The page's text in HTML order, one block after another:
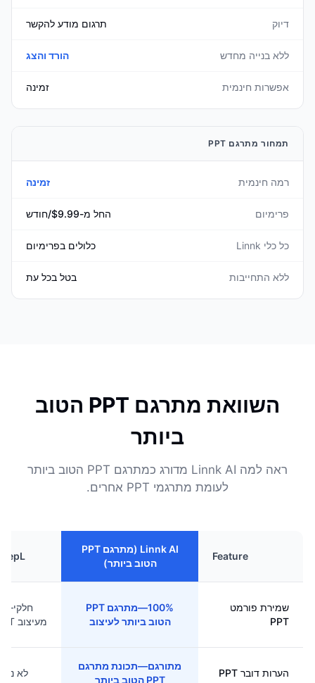
דיוק תרגום מודע להקשר
ללא בנייה מחדש הורד והצג
אפשרות חינמית זמינה
תמחור מתרגם PPT
רמה חינמית זמינה
פרימיום החל מ-$9.99/חודש
כל כלי Linnk כלולים בפרימיום
ללא התחייבות בטל בכל עת
השוואת מתרגם PPT הטוב
ביותר
ראה למה Linnk AI מדורג כמתרגם PPT הטוב ביותר
לעומת מתרגמי PPT אחרים.
Feature
Linnk AI (מתרגם PPT
הטוב ביותר)
שמירת פורמט
PPT
100%—מתרגם PPT
הטוב ביותר לעיצוב
מעיצוב PPT אובד
הערות דובר PPT
מתורגם—תכונת מתרגם
PPT הטוב ביותר
לא